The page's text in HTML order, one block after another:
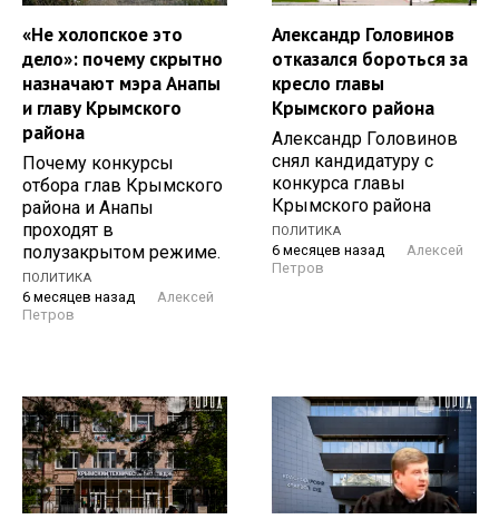
«Не холопское это
дело»: почему скрытно
назначают мэра Анапы
и главу Крымского
района
Почему конкурсы
отбора глав Крымского
района и Анапы
проходят в
полузакрытом режиме.
ПОЛИТИКА
6 месяцев назад
Алексей
Петров
Александр Головинов
отказался бороться за
кресло главы
Крымского района
Александр Головинов
снял кандидатуру с
конкурса главы
Крымского района
ПОЛИТИКА
6 месяцев назад
Алексей
Петров